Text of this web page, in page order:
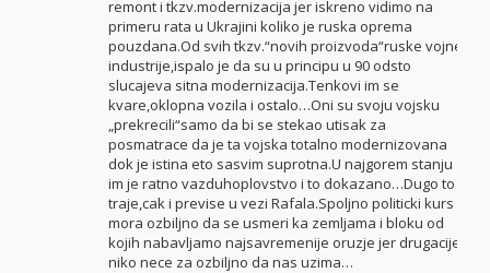
remont i tkzv.modernizacija jer iskreno vidimo na
primeru rata u Ukrajini koliko je ruska oprema
pouzdana.Od svih tkzv.“novih proizvoda“ruske vojne
industrije,ispalo je da su u principu u 90 odsto
slucajeva sitna modernizacija.Tenkovi im se
kvare,oklopna vozila i ostalo…Oni su svoju vojsku
„prekrecili“samo da bi se stekao utisak za
posmatrace da je ta vojska totalno modernizovana
dok je istina eto sasvim suprotna.U najgorem stanju
im je ratno vazduhoplovstvo i to dokazano…Dugo to
traje,cak i previse u vezi Rafala.Spoljno politicki kurs
mora ozbiljno da se usmeri ka zemljama i bloku od
kojih nabavljamo najsavremenije oruzje jer drugacije
niko nece za ozbiljno da nas uzima…